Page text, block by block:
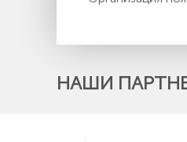
НАШИ